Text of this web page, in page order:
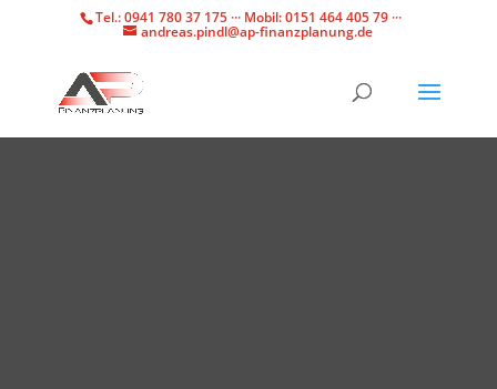
Tel.: 0941 780 37 175 ··· Mobil: 0151 464 405 79 ···
andreas.pindl@ap-finanzplanung.de